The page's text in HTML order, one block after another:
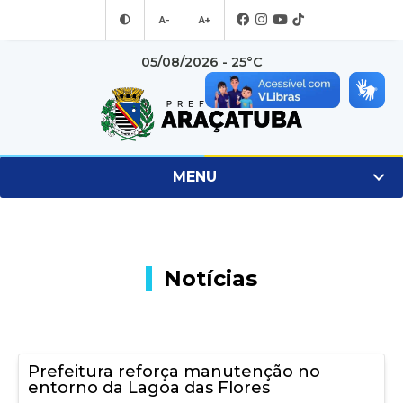
A- A+
05/08/2026 - 25°C
MENU
Notícias
Prefeitura reforça manutenção no
entorno da Lagoa das Flores